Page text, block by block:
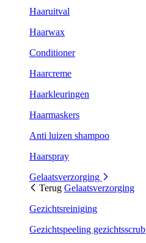
Haaruitval
Haarwax
Conditioner
Haarcreme
Haarkleuringen
Haarmaskers
Anti luizen shampoo
Haarspray
Gelaatsverzorging
Terug Gelaatsverzorging
Gezichtsreiniging
Gezichtspeeling gezichtsscrub